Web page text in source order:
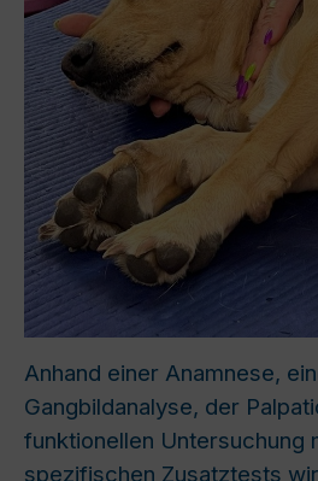
Anhand einer Anamnese,
Gangbildanalyse, der
funktionellen Untersuchung
spezifischen Zusatztests